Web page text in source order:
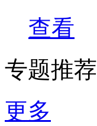
查看
专题推荐
更多